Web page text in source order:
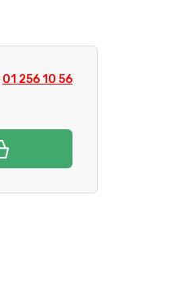
01 256 10 56